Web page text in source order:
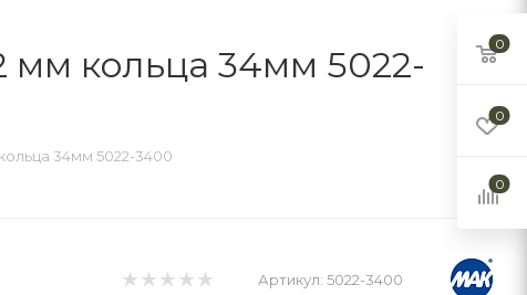
мм кольца 34мм 5022-
34мм 5022-3400
Артикул: 5022-3400
0
0
0